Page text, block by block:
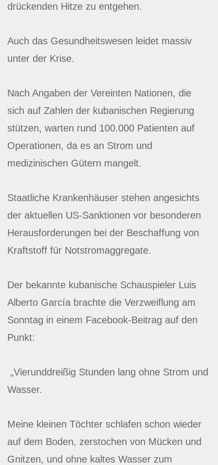
drückenden Hitze zu entgehen.
Auch das Gesundheitswesen leidet massiv
unter der Krise.
Nach Angaben der Vereinten Nationen, die
sich auf Zahlen der kubanischen Regierung
stützen, warten rund 100.000 Patienten auf
Operationen, da es an Strom und
medizinischen Gütern mangelt.
Staatliche Krankenhäuser stehen angesichts
der aktuellen US-Sanktionen vor besonderen
Herausforderungen bei der Beschaffung von
Kraftstoff für Notstromaggregate.
Der bekannte kubanische Schauspieler Luis
Alberto García brachte die Verzweiflung am
Sonntag in einem Facebook-Beitrag auf den
Punkt:
„Vierunddreißig Stunden lang ohne Strom und
Wasser.
Meine kleinen Töchter schlafen schon wieder
auf dem Boden, zerstochen von Mücken und
Gnitzen, und ohne kaltes Wasser zum